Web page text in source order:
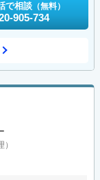
で相談 （無料）
905-734